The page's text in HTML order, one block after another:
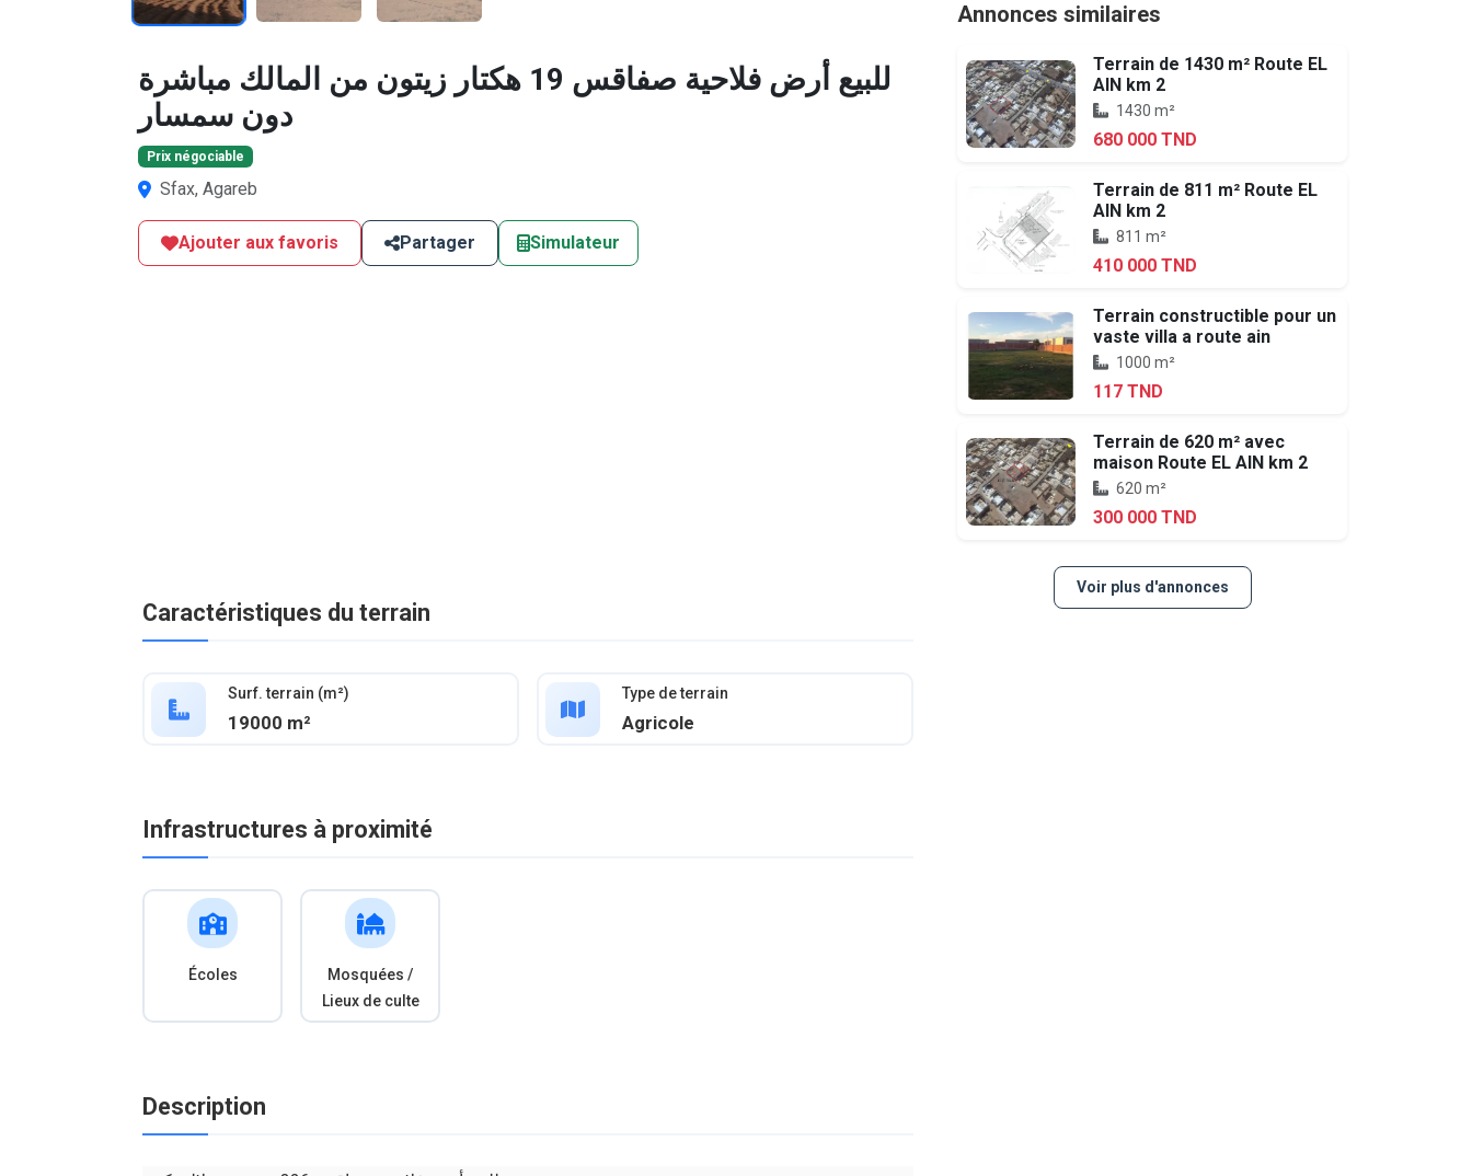
للبيع أرض فلاحية صفاقس 19 هكتار زيتون من المالك مباشرة
دون سمسار
Prix négociable
Sfax, Agareb
Ajouter aux favoris Partager Simulateur
Caractéristiques du terrain
Surf. terrain (m²)
19000 m²
Type de terrain
Agricole
Infrastructures à proximité
Écoles
Mosquées /
Lieux de culte
Description
Annonces similaires
Terrain de 1430 m² Route EL
AIN km 2
1430 m²
680 000 TND
Terrain de 811 m² Route EL
AIN km 2
811 m²
410 000 TND
Terrain constructible pour un
vaste villa a route ain
1000 m²
117 TND
Terrain de 620 m² avec
maison Route EL AIN km 2
620 m²
300 000 TND
Voir plus d'annonces